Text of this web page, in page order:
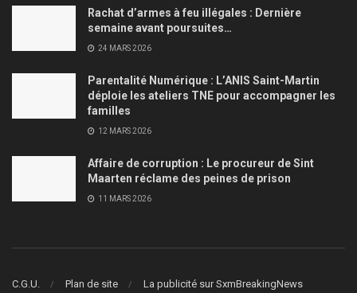
Rachat d’armes à feu illégales : Dernière
semaine avant poursuites…
24 MARS 2026
Parentalité Numérique : L’ANIS Saint-Martin
déploie les ateliers TNE pour accompagner les
familles
12 MARS 2026
Affaire de corruption : Le procureur de Sint
Maarten réclame des peines de prison
11 MARS 2026
C.G.U. Plan de site La publicité sur SxmBreakingNews